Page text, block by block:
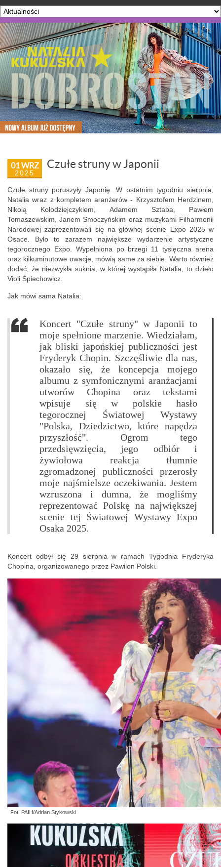
01 WRZ
2025
Czułe struny w Japonii
Czułe struny poruszyły Japonię. W ostatnim tygodniu sierpnia,
Natalia wraz z kompletem aranżerów - Krzysztofem Herdzinem,
Nikolą Kołodziejczykiem, Adamem Sztaba, Pawłem
Tomaszewskim, Janem Smoczyńskim oraz muzykami Filharmonii
Narodowej zaprezentowali się na głównej scenie Expo 2025 w
Osace. Było to zarazem największe wydarzenie artystyczne
tegorocznego Expo. Wypełniona po brzegi 11 tysięczna arena
oraz kilkuminutowe owacje, mówią same za siebie. Warto również
dodać, że niezwykła suknia, w której wystąpiła Natalia, to dzieło
Violi Śpiechowicz.
Jak mówi sama Natalia:
Koncert "Czułe struny" w Japonii to
moje spełnione marzenie. Wiedziałam,
jak bliski japońskiej publiczności jest
Fryderyk Chopin. Szczęśliwie dla nas,
okazało się, że koncepcja mojego
albumu z symfonicznymi aranżacjami
utworów Chopina oraz tekstami
wpisuje się w polskie hasło
tegorocznej Światowej Wystawy
"Polska, Dziedzictwo, które napędza
przyszłość". Ogrom tego
przedsięwzięcia, jego odbiór i
żywiołowa reakcja tłumnie
zgromadzonej publiczności przerosły
moje najśmielsze oczekiwania. Jestem
wzruszona i dumna, że mogliśmy
reprezentować Polskę na największej
scenie tej Światowej Wystawy Expo
Osaka 2025.
Koncert odbył się 29 sierpnia w ramach Tygodnia Fryderyka
Chopina, organizowanego przez Pawilon Polski.
Fot. PAIH/Adrian Stykowski